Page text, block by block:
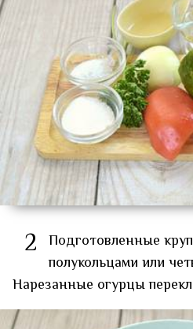
2 Подготовленные
полукольцами или
Нарезанные огурцы